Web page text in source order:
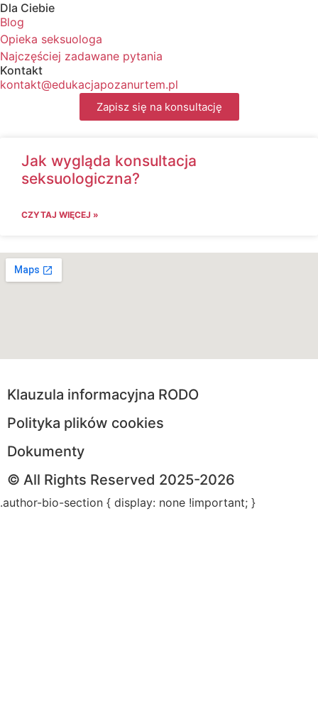
Dla Ciebie
Blog
Opieka seksuologa
Najczęściej zadawane pytania
Kontakt
kontakt@edukacjapozanurtem.pl
Zapisz się na konsultację
Jak wygląda konsultacja
seksuologiczna?
CZYTAJ WIĘCEJ »
Klauzula informacyjna RODO
Polityka plików cookies
Dokumenty
© All Rights Reserved 2025-2026
.author-bio-section { display: none !important; }